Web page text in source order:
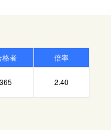
格者 倍率
365 2.40